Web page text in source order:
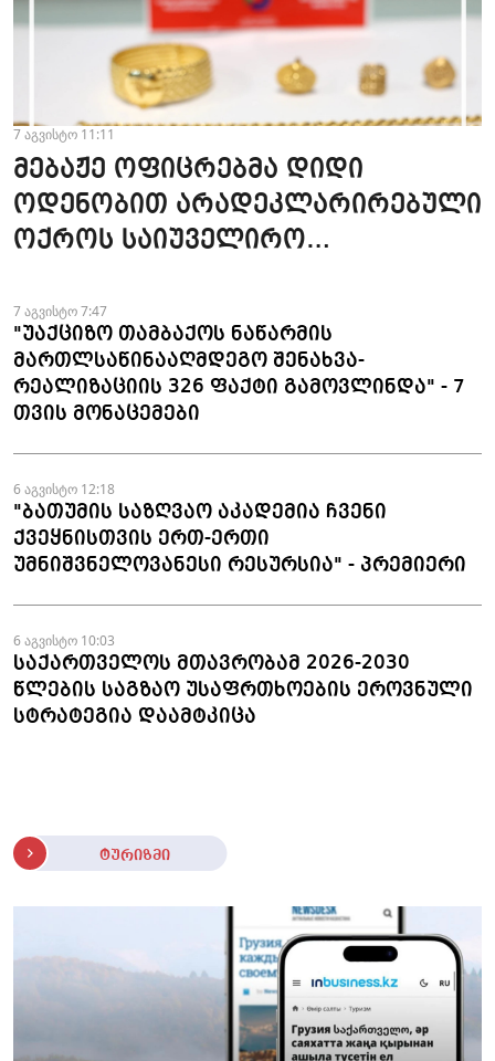
7 აგვისტო 11:11
მებაჟე ოფიცრებმა დიდი
ოდენობით არადეკლარირებული
ოქროს საიუველირო
ფაქტები აღკვეთეს
7 აგვისტო 7:47
"უაქციზო თამბაქოს ნაწარმის
მართლსაწინააღმდეგო შენახვა-
რეალიზაციის 326 ფაქტი გამოვლინდა" - 7
თვის მონაცემები
6 აგვისტო 12:18
"ბათუმის საზღვაო აკადემია ჩვენი
ქვეყნისთვის ერთ-ერთი
უმნიშვნელოვანესი რესურსია" - პრემიერი
6 აგვისტო 10:03
საქართველოს მთავრობამ 2026-2030
წლების საგზაო უსაფრთხოების ეროვნული
სტრატეგია დაამტკიცა
ტურიზმი